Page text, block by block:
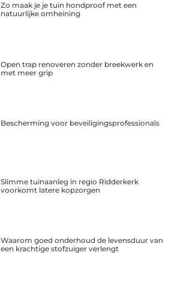
Zo maak je je tuin hondproof met een
natuurlijke omheining
Open trap renoveren zonder breekwerk en
met meer grip
Bescherming voor beveiligingsprofessionals
Slimme tuinaanleg in regio Ridderkerk
voorkomt latere kopzorgen
Waarom goed onderhoud de levensduur van
een krachtige stofzuiger verlengt